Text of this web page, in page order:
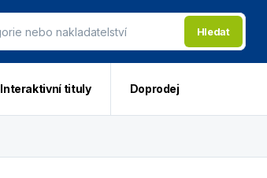
Hledat
Interaktivní tituly Doprodej